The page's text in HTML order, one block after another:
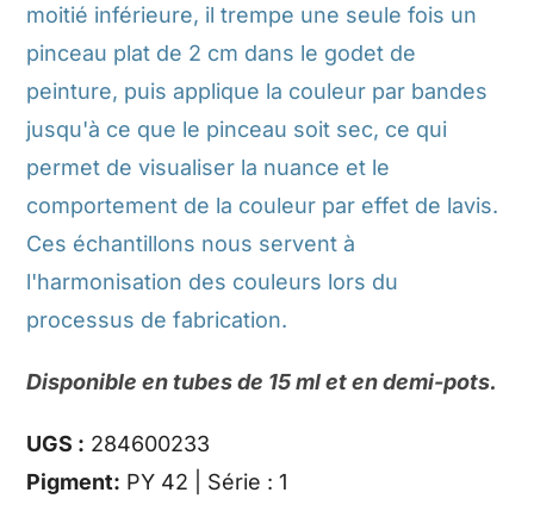
moitié inférieure, il trempe une seule fois un
pinceau plat de 2 cm dans le godet de
peinture, puis applique la couleur par bandes
jusqu'à ce que le pinceau soit sec, ce qui
permet de visualiser la nuance et le
comportement de la couleur par effet de lavis.
Ces échantillons nous servent à
l'harmonisation des couleurs lors du
processus de fabrication.
Disponible en tubes de 15 ml et en demi-pots.
UGS : 284600233
Pigment: PY 42 | Série : 1